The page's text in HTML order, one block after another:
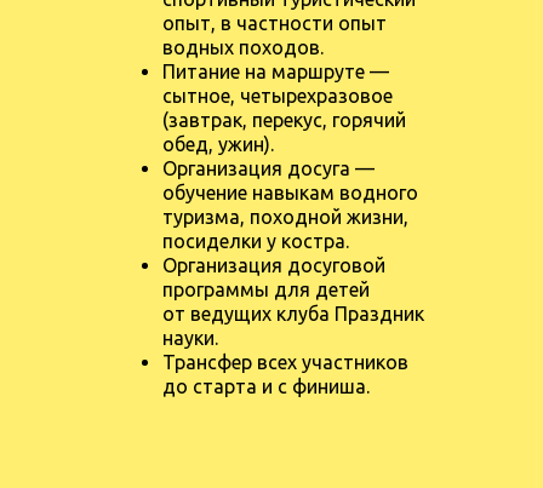
опыт, в частности опыт
водных походов.
Питание на маршруте —
сытное, четырехразовое
(завтрак, перекус, горячий
обед, ужин).
Организация досуга —
обучение навыкам водного
туризма, походной жизни,
посиделки у костра.
Организация досуговой
программы для детей
от ведущих клуба Праздник
науки.
Трансфер всех участников
до старта и с финиша.